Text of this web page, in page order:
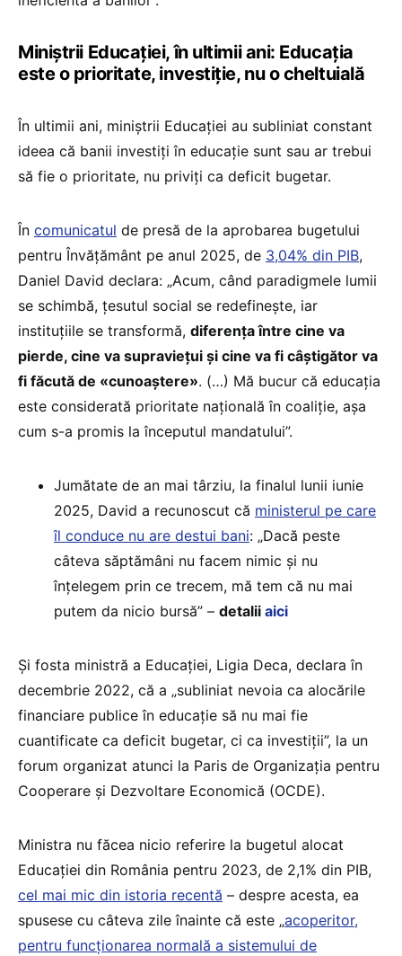
Miniștrii Educației, în ultimii ani: Educația
este o prioritate, investiție, nu o cheltuială
În ultimii ani, miniștrii Educației au subliniat constant
ideea că banii investiți în educație sunt sau ar trebui
să fie o prioritate, nu priviți ca deficit bugetar.
În comunicatul de presă de la aprobarea bugetului
pentru Învățământ pe anul 2025, de 3,04% din PIB,
Daniel David declara: „Acum, când paradigmele lumii
se schimbă, țesutul social se redefinește, iar
instituțiile se transformă, diferența între cine va
pierde, cine va supraviețui și cine va fi câștigător va
fi făcută de «cunoaștere». (…) Mă bucur că educația
este considerată prioritate națională în coaliție, așa
cum s-a promis la începutul mandatului”.
Jumătate de an mai târziu, la finalul lunii iunie
2025, David a recunoscut că ministerul pe care
îl conduce nu are destui bani: „Dacă peste
câteva săptămâni nu facem nimic și nu
înțelegem prin ce trecem, mă tem că nu mai
putem da nicio bursă” – detalii aici
Și fosta ministră a Educației, Ligia Deca, declara în
decembrie 2022, că a „subliniat nevoia ca alocările
financiare publice în educație să nu mai fie
cuantificate ca deficit bugetar, ci ca investiții”, la un
forum organizat atunci la Paris de Organizația pentru
Cooperare și Dezvoltare Economică (OCDE).
Ministra nu făcea nicio referire la bugetul alocat
Educației din România pentru 2023, de 2,1% din PIB,
cel mai mic din istoria recentă – despre acesta, ea
spusese cu câteva zile înainte că este „acoperitor,
pentru funcționarea normală a sistemului de